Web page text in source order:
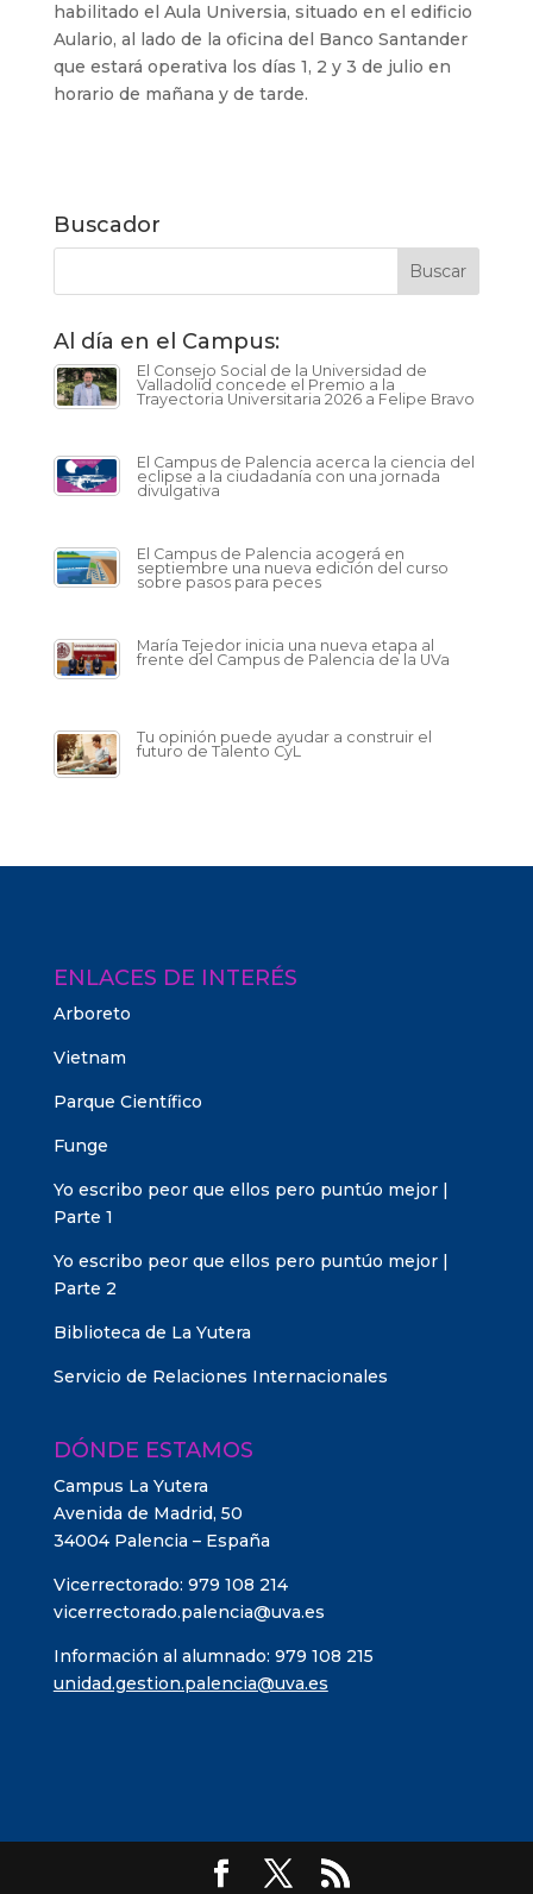
habilitado el Aula Universia, situado en el edificio
Aulario, al lado de la oficina del Banco Santander
que estará operativa los días 1, 2 y 3 de julio en
horario de mañana y de tarde.
Buscador
Al día en el Campus:
El Consejo Social de la Universidad de
Valladolid concede el Premio a la
Trayectoria Universitaria 2026 a Felipe Bravo
El Campus de Palencia acerca la ciencia del
eclipse a la ciudadanía con una jornada
divulgativa
El Campus de Palencia acogerá en
septiembre una nueva edición del curso
sobre pasos para peces
María Tejedor inicia una nueva etapa al
frente del Campus de Palencia de la UVa
Tu opinión puede ayudar a construir el
futuro de Talento CyL
ENLACES DE INTERÉS
Arboreto
Vietnam
Parque Científico
Funge
Yo escribo peor que ellos pero puntúo mejor |
Parte 1
Yo escribo peor que ellos pero puntúo mejor |
Parte 2
Biblioteca de La Yutera
Servicio de Relaciones Internacionales
DÓNDE ESTAMOS
Campus La Yutera
Avenida de Madrid, 50
34004 Palencia – España
Vicerrectorado: 979 108 214
vicerrectorado.palencia@uva.es
Información al alumnado: 979 108 215
unidad.gestion.palencia@uva.es